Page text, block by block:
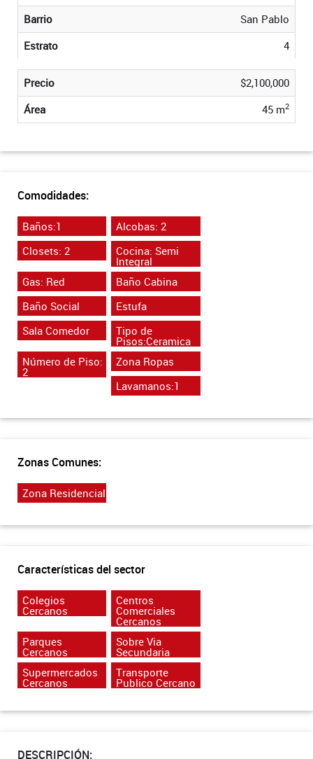
Barrio
San Pablo
Estrato
4
Precio
$2,100,000
Área
45 m2
Comodidades:
Baños:1
Alcobas: 2
Closets: 2
Cocina: Semi
Integral
Gas: Red
Baño Cabina
Baño Social
Estufa
Sala Comedor
Tipo de
Pisos:Ceramica
Número de Piso:
2
Zona Ropas
Lavamanos:1
Zonas Comunes:
Zona Residencial
Características del sector
Colegios
Cercanos
Centros
Comerciales
Cercanos
Parques
Cercanos
Sobre Via
Secundaria
Supermercados
Cercanos
Transporte
Publico Cercano
DESCRIPCIÓN: